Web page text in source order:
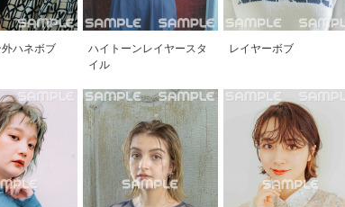
ハネボブ
ハイトーンレイヤースタ
イル
レイヤーボブ